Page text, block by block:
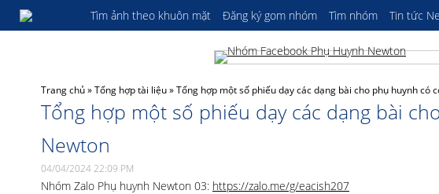
Tìm ảnh theo khuôn mặt Đăng ký gom nhóm Tìm nhóm Tin tức
Trang chủ»Tổng hợp tài liệu»Tổng hợp một số phiếu dạy các dạng bài cho phụ huynh có
Tổng hợp một số phiếu dạy các dạng bài
Newton
04/04/2024 22:09 PM
Nhóm Zalo Phụ huynh Newton 03: https://zalo.me/g/eacish207